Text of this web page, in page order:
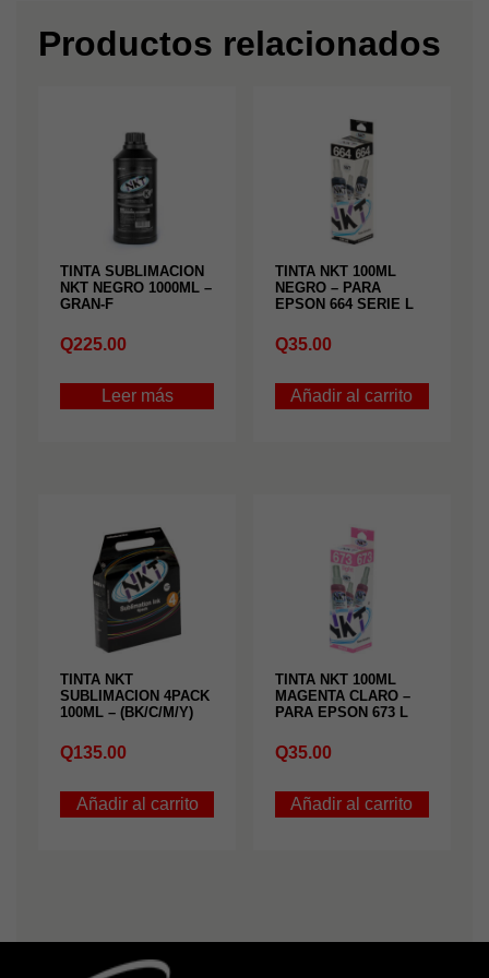
Productos relacionados
TINTA SUBLIMACION
NKT NEGRO 1000ML –
GRAN-F
Q225.00
Leer más
TINTA NKT 100ML
NEGRO – PARA
EPSON 664 SERIE L
Q35.00
Añadir al carrito
TINTA NKT
SUBLIMACION 4PACK
100ML – (BK/C/M/Y)
Q135.00
Añadir al carrito
TINTA NKT 100ML
MAGENTA CLARO –
PARA EPSON 673 L
Q35.00
Añadir al carrito